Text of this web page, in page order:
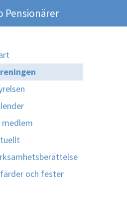
Pensionärer
medlem
och fester